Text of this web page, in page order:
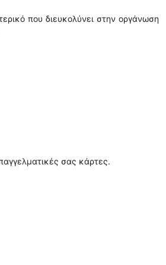
που διευκολύνει στην οργάνωση
σας κάρτες.